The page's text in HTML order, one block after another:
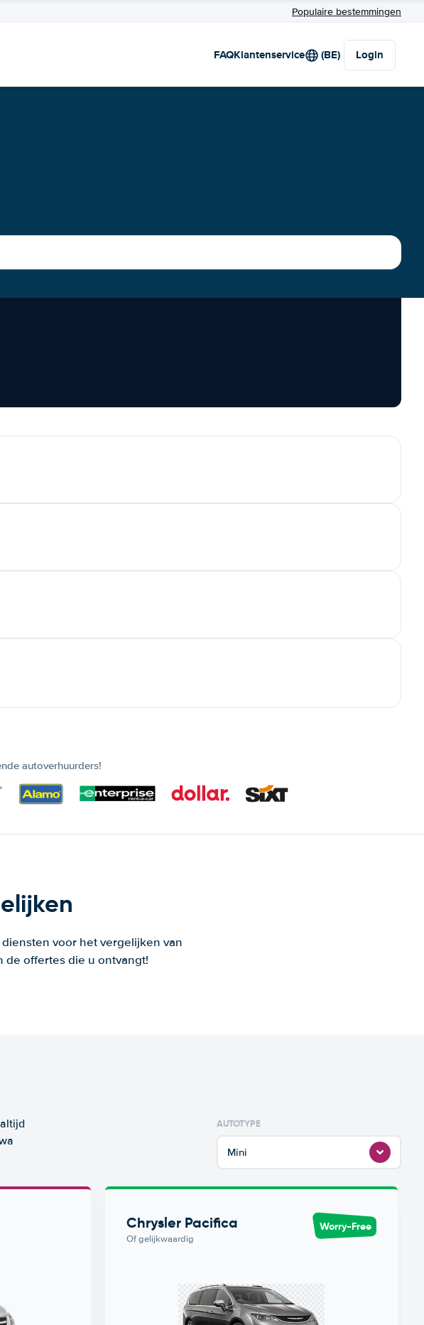
Populaire bestemmingen
FAQKlantenservice (BE) Login
autoverhuurders!
voor het vergelijken van
de offertes die u ontvangt!
AUTOTYPE
Mini
Chrysler Pacifica
Of gelijkwaardig
Worry-Free